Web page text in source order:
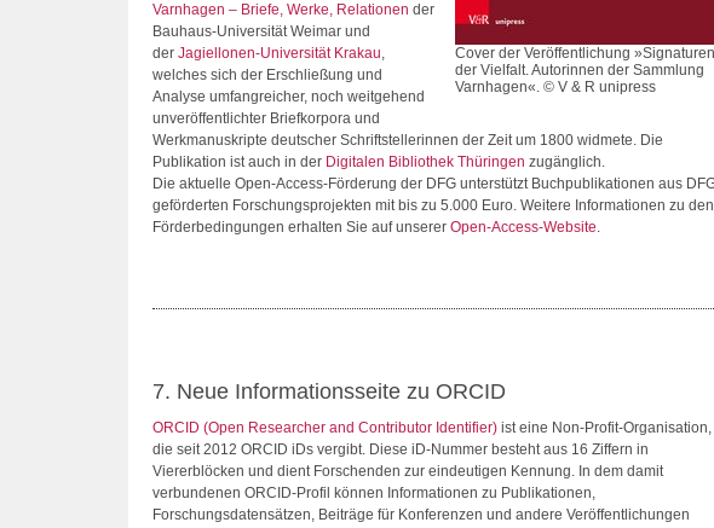
Cover der Veröffentlichung »Signaturen
der Vielfalt. Autorinnen der Sammlung
Varnhagen«. © V & R unipress
Varnhagen – Briefe, Werke, Relationen der
Bauhaus-Universität Weimar und
der Jagiellonen-Universität Krakau,
welches sich der Erschließung und
Analyse umfangreicher, noch weitgehend
unveröffentlichter Briefkorpora und
Werkmanuskripte deutscher Schriftstellerinnen der Zeit um 1800 widmete. Die
Publikation ist auch in der Digitalen Bibliothek Thüringen zugänglich.
Die aktuelle Open-Access-Förderung der DFG unterstützt Buchpublikationen aus
geförderten Forschungsprojekten mit bis zu 5.000 Euro. Weitere Informationen zu den
Förderbedingungen erhalten Sie auf unserer Open-Access-Website.
7. Neue Informationsseite zu ORCID
ORCID (Open Researcher and Contributor Identifier) ist eine Non-Profit-Organisation,
die seit 2012 ORCID iDs vergibt. Diese iD-Nummer besteht aus 16 Ziffern in
Viererblöcken und dient Forschenden zur eindeutigen Kennung. In dem damit
verbundenen ORCID-Profil können Informationen zu Publikationen,
Forschungsdatensätzen, Beiträge für Konferenzen und andere Veröffentlichungen